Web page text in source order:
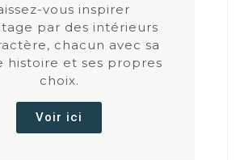
vous inspirer
par des intérieurs
chacun avec sa
histoire et ses propres
choix.
Voir ici